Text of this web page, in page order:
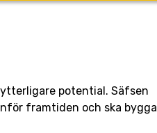
potential. Säfsen
framtiden och ska bygga